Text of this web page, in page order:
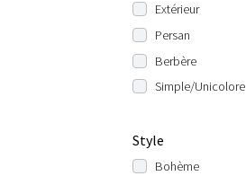
Extérieur
Persan
Berbère
Simple/Unicolore
Style
Bohème